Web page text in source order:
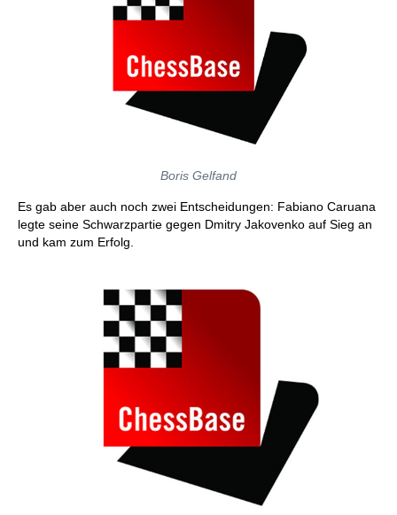
Boris Gelfand
Es gab aber auch noch zwei Entscheidungen: Fabiano Caruana
legte seine Schwarzpartie gegen Dmitry Jakovenko auf Sieg an
und kam zum Erfolg.